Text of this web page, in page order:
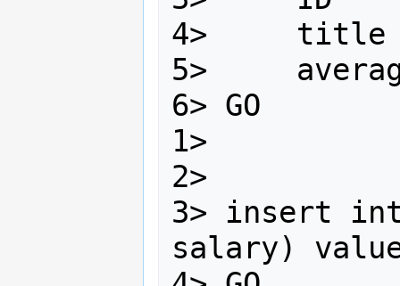
4>     title
5>
6> GO
1>
2>
3> insert
salary)